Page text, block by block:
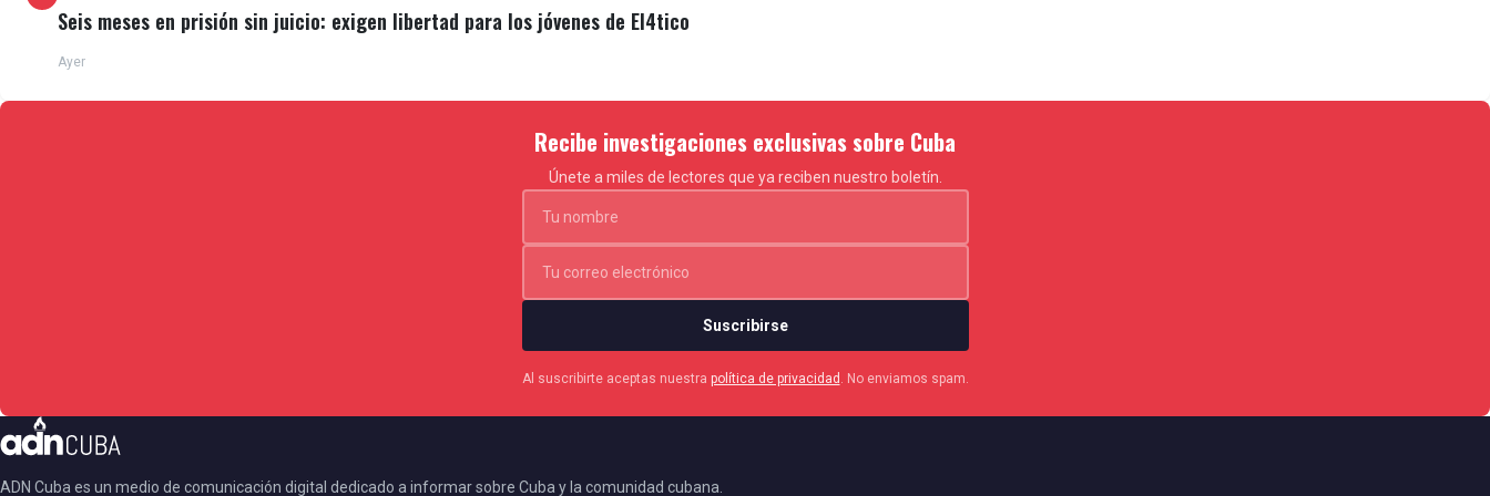
Seis meses en prisión sin juicio: exigen libertad para los jóvenes de El4tico
Ayer
Recibe investigaciones exclusivas sobre Cuba
Únete a miles de lectores que ya reciben nuestro boletín.
Suscribirse
Al suscribirte aceptas nuestra política de privacidad . No enviamos spam.
ADN Cuba es un medio de comunicación digital dedicado a informar sobre Cuba y la comunidad cubana.